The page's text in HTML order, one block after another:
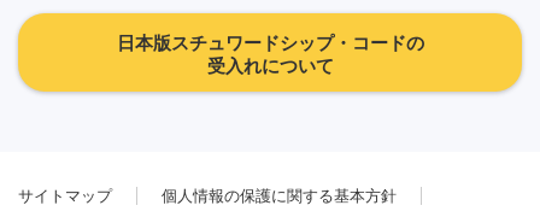
日本版スチュワードシップ・コードの
受入れについて
サイトマップ 個人情報の保護に関する基本方針